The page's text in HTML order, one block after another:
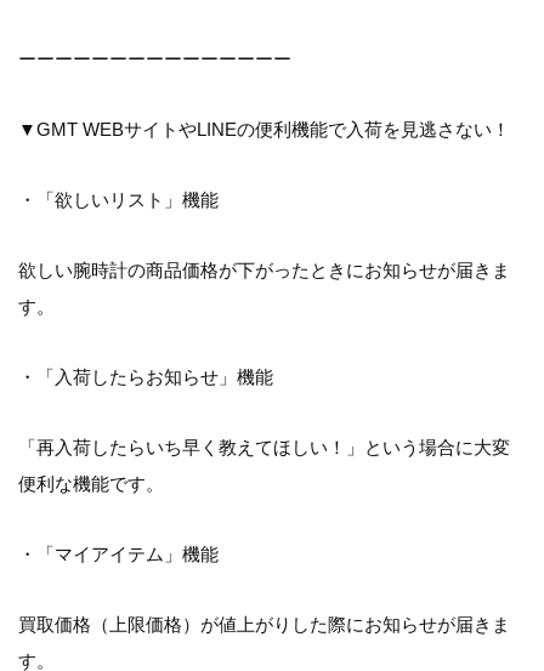
ーーーーーーーーーーーーーーー
▼GMT WEBサイトやLINEの便利機能で入荷を見逃さない！
・「欲しいリスト」機能
欲しい腕時計の商品価格が下がったときにお知らせが届きま
す。
・「入荷したらお知らせ」機能
「再入荷したらいち早く教えてほしい！」という場合に大変
便利な機能です。
・「マイアイテム」機能
買取価格（上限価格）が値上がりした際にお知らせが届きま
す。